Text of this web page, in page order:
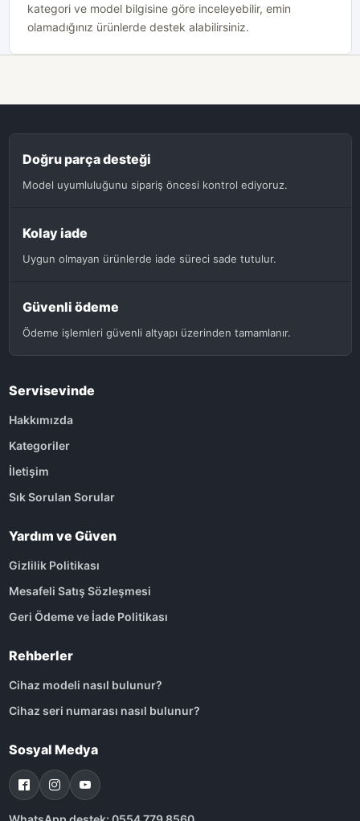
kategori ve model bilgisine göre inceleyebilir, emin
olamadığınız ürünlerde destek alabilirsiniz.
Doğru parça desteği
Model uyumluluğunu sipariş öncesi kontrol ediyoruz.
Kolay iade
Uygun olmayan ürünlerde iade süreci sade tutulur.
Güvenli ödeme
Ödeme işlemleri güvenli altyapı üzerinden tamamlanır.
Servisevinde
Hakkımızda
Kategoriler
İletişim
Sık Sorulan Sorular
Yardım ve Güven
Gizlilik Politikası
Mesafeli Satış Sözleşmesi
Geri Ödeme ve İade Politikası
Rehberler
Cihaz modeli nasıl bulunur?
Cihaz seri numarası nasıl bulunur?
Sosyal Medya